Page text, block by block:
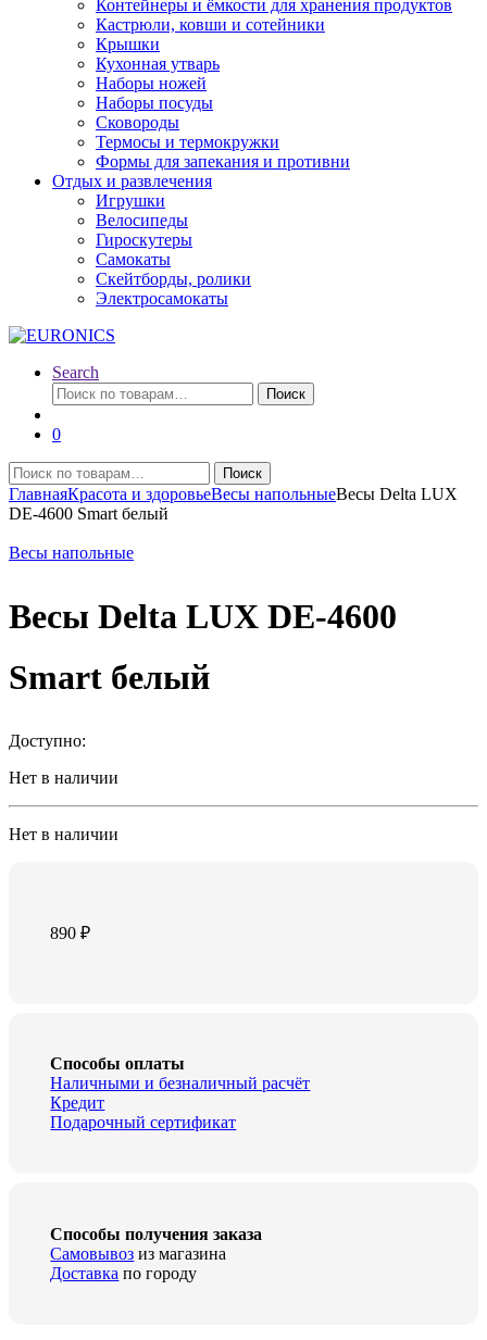
Контейнеры и ёмкости для хранения продуктов
Кастрюли, ковши и сотейники
Крышки
Кухонная утварь
Наборы ножей
Наборы посуды
Сковороды
Термосы и термокружки
Формы для запекания и противни
Отдых и развлечения
Игрушки
Велосипеды
Гироскутеры
Самокаты
Скейтборды, ролики
Электросамокаты
Search
Искать:
Поиск
0
Искать:
Поиск
ГлавнаяКрасота и здоровьеВесы напольныеВесы Delta LUX
DE-4600 Smart белый
Весы напольные
Весы Delta LUX DE-4600
Smart белый
Доступно:
Нет в наличии
Нет в наличии
890₽
Способы оплаты
Наличными и безналичный расчёт
Кредит
Подарочный сертификат
Способы получения заказа
Самовывоз из магазина
Доставка по городу